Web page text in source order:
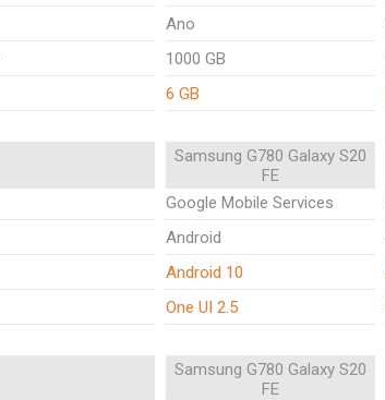
Ano
1000 GB
6 GB
Samsung G780 Galaxy S20
FE
Google Mobile Services
Android
Android 10
One UI 2.5
Samsung G780 Galaxy S20
FE